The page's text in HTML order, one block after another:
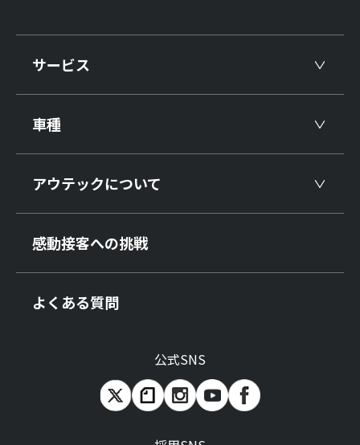
サービス
車種
アウテックについて
感動接客への挑戦
よくある質問
公式SNS